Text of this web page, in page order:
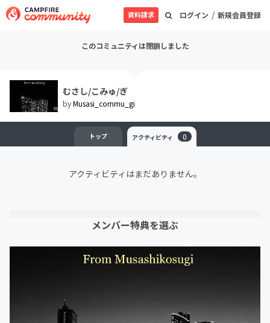
ログイン / 新規会員登録
資料請求
このコミュニティは閉鎖しました
むさし/こみゅ/ぎ
byMusasi_commu_gi
トップ アクティビティ 0
アクティビティはまだありません。
メンバー特典を選ぶ